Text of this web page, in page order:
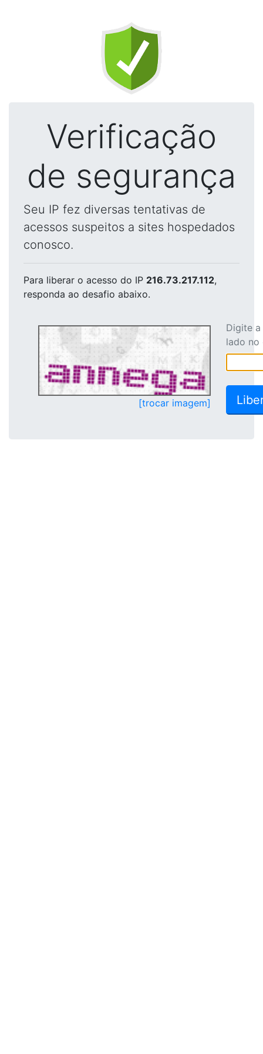
Verificação
de segurança
Seu IP fez diversas tentativas de
acessos suspeitos a sites hospedados
conosco.
Para liberar o acesso do IP 216.73.217.112,
responda ao desafio abaixo.
[trocar imagem]
Digite
lado no